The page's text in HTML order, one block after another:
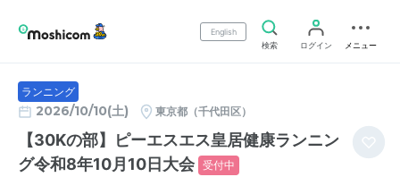
English
検索
ログイン メニュー
ランニング
2026/10/10(土) 東京都（千代田区）
【30Kの部】ピーエスエス皇居健康ランニン
グ令和8年10月10日大会 受付中